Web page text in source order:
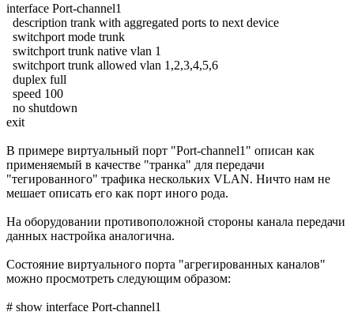
interface Port-channel1
description trank with aggregated ports to next device
switchport mode trunk
switchport trunk native vlan 1
switchport trunk allowed vlan 1,2,3,4,5,6
duplex full
speed 100
no shutdown
exit
В примере виртуальный порт "Port-channel1" описан как
применяемый в качестве "транка" для передачи
"тегированного" трафика нескольких VLAN. Ничто нам не
мешает описать его как порт иного рода.
На оборудовании противоположной стороны канала передачи
данных настройка аналогична.
Состояние виртуального порта "агрегированных каналов"
можно просмотреть следующим образом:
# show interface Port-channel1